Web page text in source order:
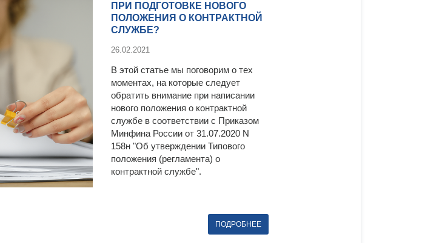
ПРИ ПОДГОТОВКЕ НОВОГО
ПОЛОЖЕНИЯ О КОНТРАКТНОЙ
СЛУЖБЕ?
26.02.2021
В этой статье мы поговорим о тех
моментах, на которые следует
обратить внимание при написании
нового положения о контрактной
службе в соответствии с Приказом
Минфина России от 31.07.2020 N
158н "Об утверждении Типового
положения (регламента) о
контрактной службе".